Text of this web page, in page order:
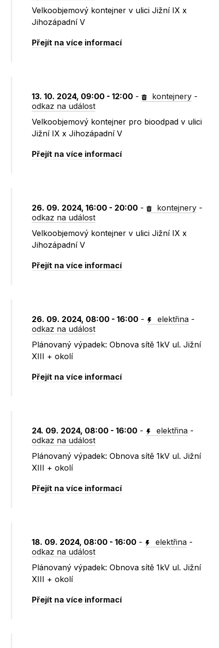
Velkoobjemový kontejner v ulici Jižní IX x
Jihozápadní V
Přejít na více informací
13. 10. 2024, 09:00 - 12:00 - kontejnery -
odkaz na událost
Velkoobjemový kontejner pro bioodpad v ulici
Jižní IX x Jihozápadní V
Přejít na více informací
26. 09. 2024, 16:00 - 20:00 - kontejnery -
odkaz na událost
Velkoobjemový kontejner v ulici Jižní IX x
Jihozápadní V
Přejít na více informací
26. 09. 2024, 08:00 - 16:00 - elektřina -
odkaz na událost
Plánovaný výpadek: Obnova sítě 1kV ul. Jižní
XIII + okolí
Přejít na více informací
24. 09. 2024, 08:00 - 16:00 - elektřina -
odkaz na událost
Plánovaný výpadek: Obnova sítě 1kV ul. Jižní
XIII + okolí
Přejít na více informací
18. 09. 2024, 08:00 - 16:00 - elektřina -
odkaz na událost
Plánovaný výpadek: Obnova sítě 1kV ul. Jižní
XIII + okolí
Přejít na více informací